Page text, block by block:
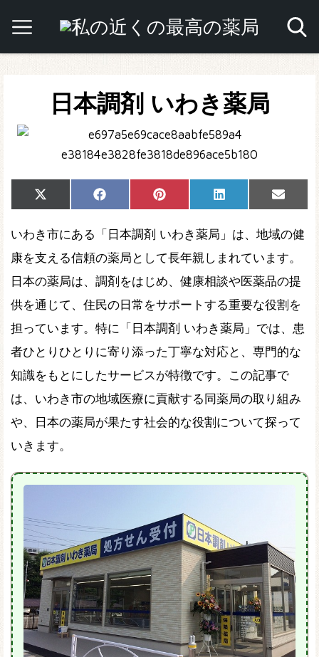
日本調剤 いわき薬局
Share
on
X
(Twitter)
Share
on
Facebook Share
on
Pinterest Share
on
LinkedIn
Share
on
Email
いわき市にある「日本調剤 いわき薬局」は、地域の健
康を支える信頼の薬局として長年親しまれています。
日本の薬局は、調剤をはじめ、健康相談や医薬品の提
供を通じて、住民の日常をサポートする重要な役割を
担っています。特に「日本調剤 いわき薬局」では、患
者ひとりひとりに寄り添った丁寧な対応と、専門的な
知識をもとにしたサービスが特徴です。この記事で
は、いわき市の地域医療に貢献する同薬局の取り組み
や、日本の薬局が果たす社会的な役割について探って
いきます。